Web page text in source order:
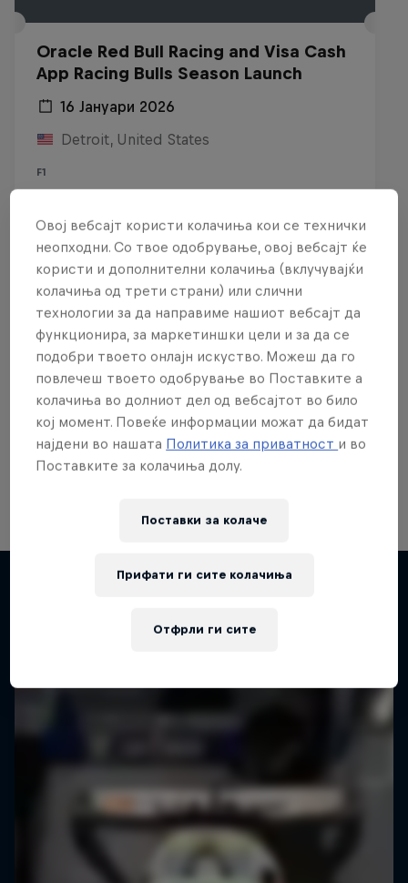
Oracle Red Bull Racing and Visa Cash
App Racing Bulls Season Launch
16 Јануари 2026
Detroit, United States
F1
Сакаш повеќе?
Red Bull Motorsports
On track and off road, on two wheels or four - this
Повеќе слична содржина
Овој вебсајт користи колачиња кои се технички
неопходни. Со твое одобрување, овој вебсајт ќе
користи и дополнителни колачиња (вклучувајќи
колачиња од трети страни) или слични
технологии за да направиме нашиот вебсајт да
функционира, за маркетиншки цели и за да се
подобри твоето онлајн искуство. Можеш да го
повлечеш твоето одобрување во Поставките а
колачиња во долниот дел од вебсајтот во било
кој момент. Повеќе информации можат да бидат
најдени во нашата Политика за приватност и во
Поставките за колачиња долу.
Поставки за колачe
Отфрли ги сите
Прифати ги сите колачиња